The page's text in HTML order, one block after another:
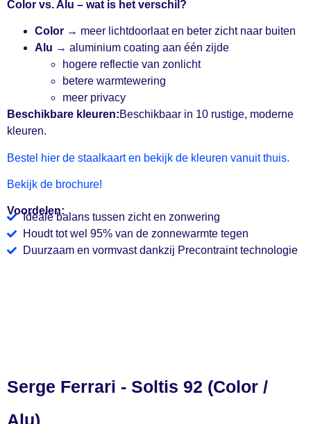
Color vs. Alu – wat is het verschil?
Color → meer lichtdoorlaat en beter zicht naar buiten
Alu → aluminium coating aan één zijde
hogere reflectie van zonlicht
betere warmtewering
meer privacy
Beschikbare kleuren:Beschikbaar in 10 rustige, moderne
kleuren.
Bestel hier de staalkaart en bekijk de kleuren vanuit thuis.
Bekijk de brochure!
Voordelen:
Ideale balans tussen zicht en zonwering
Houdt tot wel 95% van de zonnewarmte tegen
Duurzaam en vormvast dankzij Precontraint technologie
Serge Ferrari - Soltis 92 (Color /
Alu)